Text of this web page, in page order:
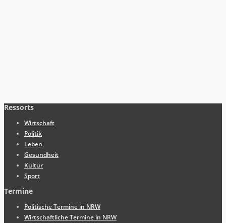
Ressorts
Wirtschaft
Politik
Leben
Gesundheit
Kultur
Sport
Termine
Politische Termine in NRW
Wirtschaftliche Termine in NRW